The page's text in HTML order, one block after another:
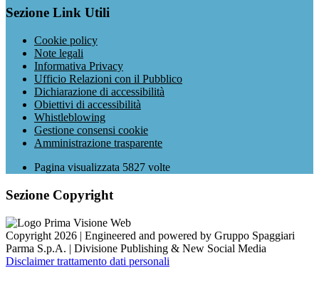
Sezione Link Utili
Cookie policy
Note legali
Informativa Privacy
Ufficio Relazioni con il Pubblico
Dichiarazione di accessibilità
Obiettivi di accessibilità
Whistleblowing
Gestione consensi cookie
Amministrazione trasparente
Pagina visualizzata 5827 volte
Sezione Copyright
Copyright 2026 | Engineered and powered by Gruppo Spaggiari
Parma S.p.A. | Divisione Publishing & New Social Media
Disclaimer trattamento dati personali